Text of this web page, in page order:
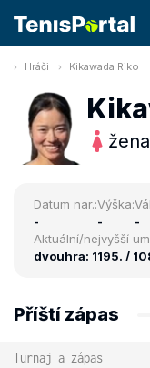
Hráči Kikawada Riko
žena
Datum nar.:
-
Výška:
-
-
Aktuální/nejvyšší
dvouhra: 1195. /
Příští zápas
Turnaj a zápas